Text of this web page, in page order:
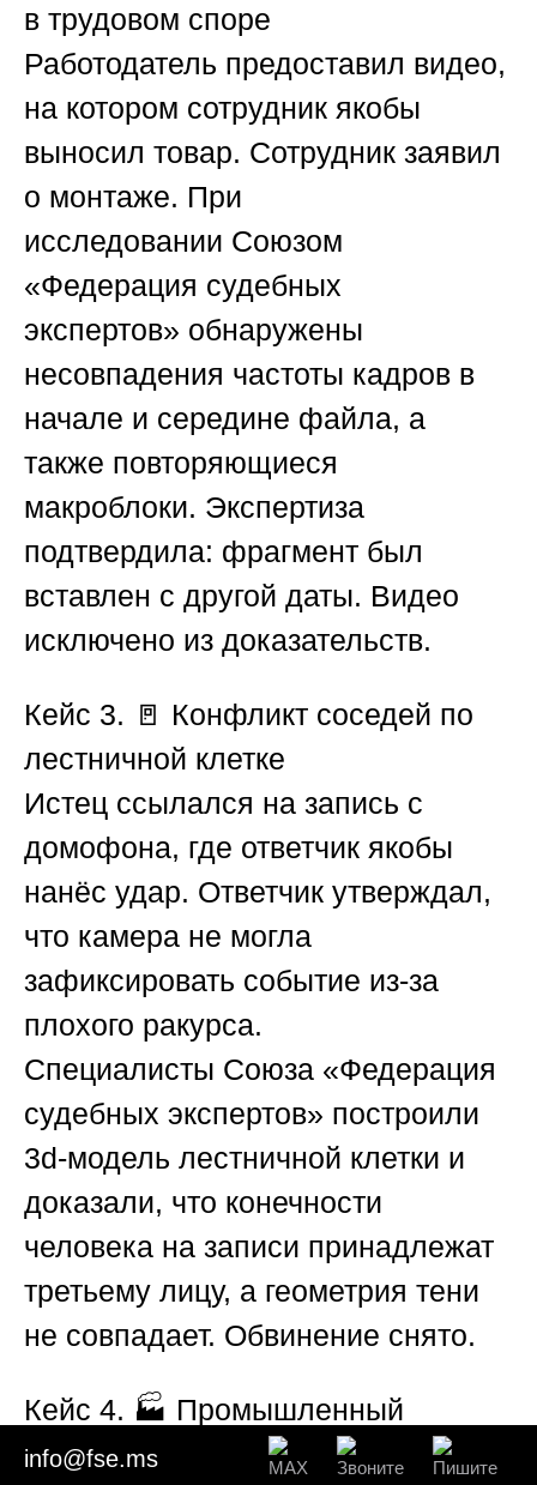
в трудовом споре
Работодатель предоставил видео,
на котором сотрудник якобы
выносил товар. Сотрудник заявил
о монтаже. При
исследовании Союзом
«Федерация судебных
экспертов» обнаружены
несовпадения частоты кадров в
начале и середине файла, а
также повторяющиеся
макроблоки. Экспертиза
подтвердила: фрагмент был
вставлен с другой даты. Видео
исключено из доказательств.
Кейс 3. 🚪 Конфликт соседей по
лестничной клетке
Истец ссылался на запись с
домофона, где ответчик якобы
нанёс удар. Ответчик утверждал,
что камера не могла
зафиксировать событие из-за
плохого ракурса.
Специалисты Союза «Федерация
судебных экспертов» построили
3d-модель лестничной клетки и
доказали, что конечности
человека на записи принадлежат
третьему лицу, а геометрия тени
не совпадает. Обвинение снято.
Кейс 4. 🏭 Промышленный
шпионаж на заводе
info@fse.ms